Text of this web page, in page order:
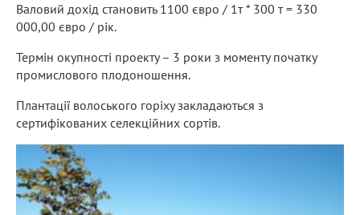
Валовий дохід становить 1100 євро / 1т * 300 т = 330
000,00 євро / рік.
Термін окупності проекту – 3 роки з моменту початку
промислового плодоношення.
Плантації волоського горіху закладаються з
сертифікованих селекційних сортів.